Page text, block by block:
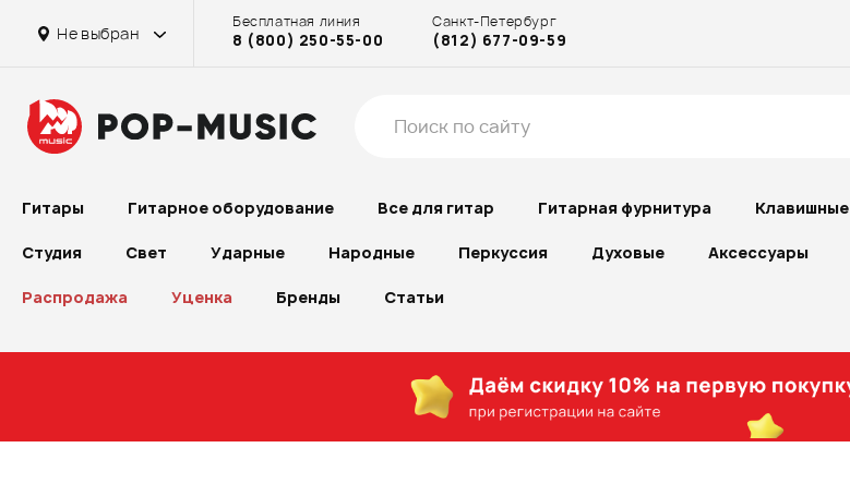
Не выбран
Бесплатная линия
8 (800) 250-55-00
Санкт-Петербург
(812) 677-09-59
Гитары Гитарное оборудование Все для гитар Гитарная фурнитура Клавишные
Студия Свет Ударные Народные Перкуссия Духовые Аксессуары
Распродажа Уценка Бренды Статьи